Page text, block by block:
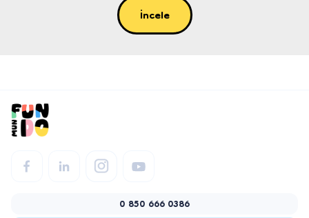
İncele
0 850 666 0386